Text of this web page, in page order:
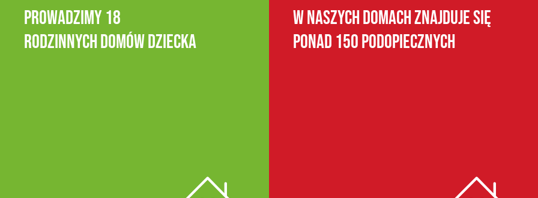
Prowadzimy 18
Rodzinnych domów dziecka
W naszych domach znajduje się
ponad 150 podopiecznych